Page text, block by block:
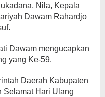
Nila, Kepala
Dawam Rahardjo
Dawam mengucapkan
yang Ke-59.
Daerah Kabupaten
Selamat Hari Ulang